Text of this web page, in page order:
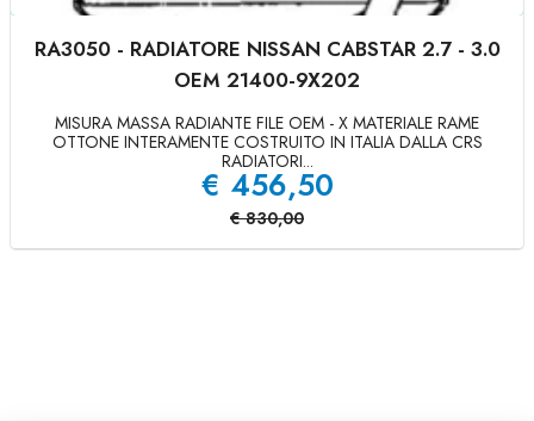
RA3050 - RADIATORE NISSAN CABSTAR 2.7 - 3.0
OEM 21400-9X202
MISURA MASSA RADIANTE FILE OEM - X MATERIALE RAME
OTTONE INTERAMENTE COSTRUITO IN ITALIA DALLA CRS
RADIATORI...
€ 456,50
€ 830,00